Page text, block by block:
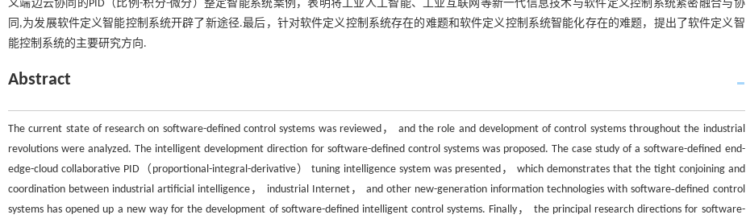
义端边云协同的PID（比例-积分-微分）整定智能系统案例，表明将工业人工智能、工业互联网等新一代信息技术与软件定义控制系统紧密融合与协
同,为发展软件定义智能控制系统开辟了新途径.最后，针对软件定义控制系统存在的难题和软件定义控制系统智能化存在的难题，提出了软件定义智
能控制系统的主要研究方向.
Abstract
The current state of research on software-defined control systems was reviewed， and the role and development of control systems throughout the industrial
revolutions were analyzed. The intelligent development direction for software-defined control systems was proposed. The case study of a software-defined end-
edge-cloud collaborative PID（proportional-integral-derivative） tuning intelligence system was presented， which demonstrates that the tight conjoining and
coordination between industrial artificial intelligence， industrial Internet， and other new-generation information technologies with software‐defined control
systems has opened up a new way for the development of software-defined intelligent control systems. Finally， the principal research directions for software-